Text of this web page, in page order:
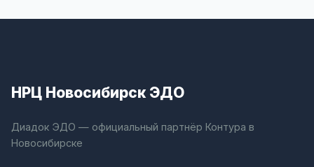
НРЦ Новосибирск ЭДО
Диадок ЭДО — официальный партнёр Контура в
Новосибирске